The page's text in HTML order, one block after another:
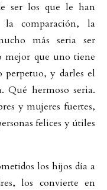
ser los que le han
comparación, la
más seria ser
mejor que uno tiene
perpetuo, y darles el
Qué hermoso seria.
y mujeres fuertes,
felices y útiles
los hijos día a
los convierte en